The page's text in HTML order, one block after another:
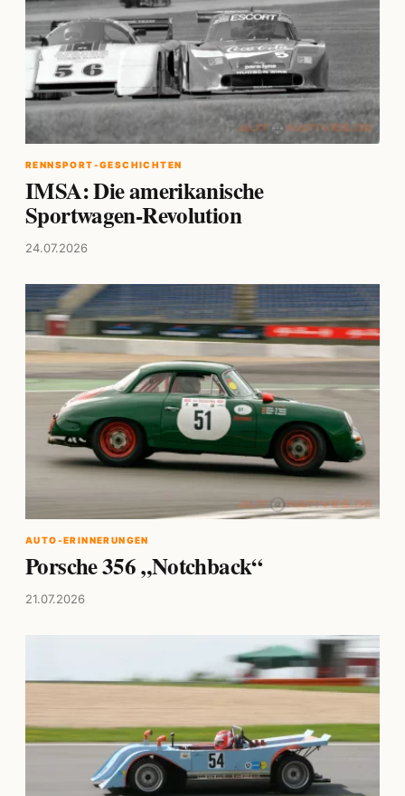
RENNSPORT-GESCHICHTEN
IMSA: Die amerikanische
Sportwagen-Revolution
24.07.2026
AUTO-ERINNERUNGEN
Porsche 356 „Notchback“
21.07.2026